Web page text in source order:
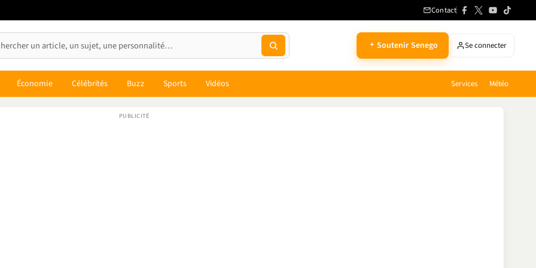
Contact
Soutenir Senego Se connecter
Économie Célébrités Buzz Sports Vidéos Services Météo